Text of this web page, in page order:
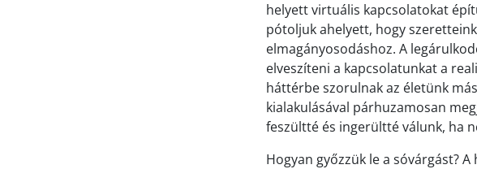
helyett virtuális kapcsolatokat
pótoljuk ahelyett, hogy
elmagányosodáshoz. A
elveszíteni a kapcsolatunkat a
háttérbe szorulnak az életünk
kialakulásával párhuzamosan
feszültté és ingerültté válunk, ha
Hogyan győzzük le a sóvárgást?